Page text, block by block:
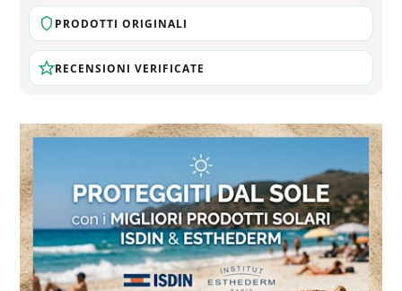
PRODOTTI ORIGINALI
RECENSIONI VERIFICATE